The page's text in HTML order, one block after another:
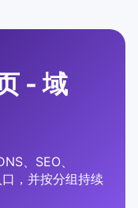
- 域
、SEO、
，并按分组持续